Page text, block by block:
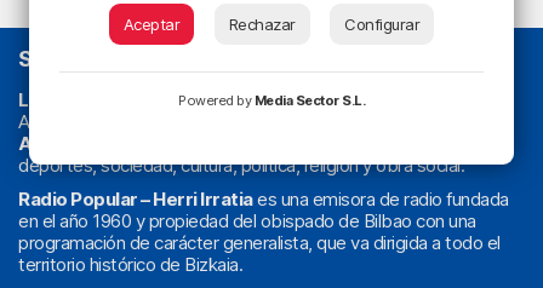
SOBRE NOSOTROS
La radio sin cadenas. Desde 1960 haciendo radio en Bilbao.
Actualidad y
Athletic
deportes, sociedad, cultura, política, religión y obra social.
Radio Popular – Herri Irratiaes una emisora de radio fundada
en el año 1960 y propiedad del obispado de Bilbao con una
programación de carácter generalista, que va dirigida a todo el
territorio histórico de Bizkaia.
Aceptar Rechazar Configurar
Powered by Media Sector S.L.